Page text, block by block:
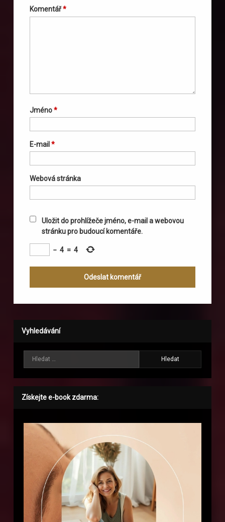
Komentář*
Jméno*
E-mail*
Webová stránka
Uložit do prohlížeče jméno, e-mail a webovou
stránku pro budoucí komentáře.
− 4 = 4
Vyhledávání
Vyhledávání
Získejte e-book zdarma: